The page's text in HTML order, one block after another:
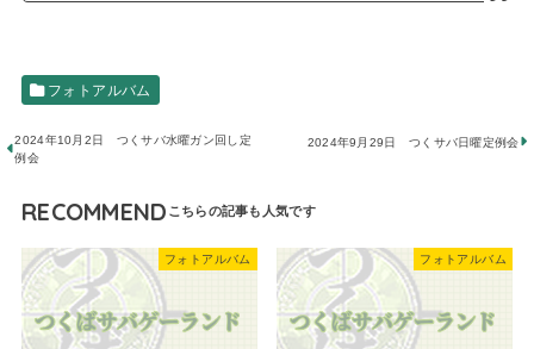
フォトアルバム
2024年10月2日 つくサバ水曜ガン回し定
例会
2024年9月29日 つくサバ日曜定例会
RECOMMEND
フォトアルバム フォトアルバム